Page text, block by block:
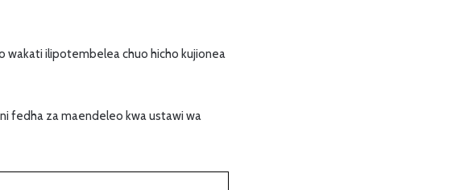
wakati ilipotembelea chuo hicho kujionea
fedha za maendeleo kwa ustawi wa